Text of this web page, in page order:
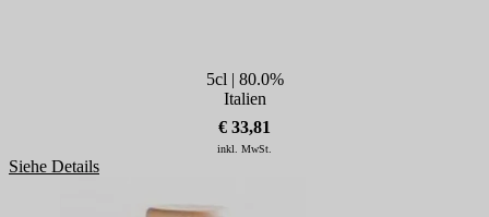
5cl | 80.0%
Italien
€ 33,81
inkl. MwSt.
Siehe Details